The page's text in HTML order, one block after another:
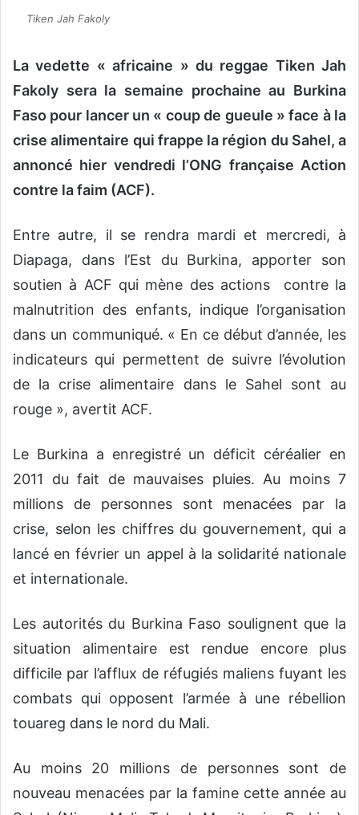
Tiken Jah Fakoly
La vedette « africaine » du reggae Tiken Jah
Fakoly sera la semaine prochaine au Burkina
Faso pour lancer un « coup de gueule » face à la
crise alimentaire qui frappe la région du Sahel, a
annoncé hier vendredi l’ONG française Action
contre la faim (ACF).
Entre autre, il se rendra mardi et mercredi, à
Diapaga, dans l’Est du Burkina, apporter son
soutien à ACF qui mène des actions contre la
malnutrition des enfants, indique l’organisation
dans un communiqué. « En ce début d’année, les
indicateurs qui permettent de suivre l’évolution
de la crise alimentaire dans le Sahel sont au
rouge », avertit ACF.
Le Burkina a enregistré un déficit céréalier en
2011 du fait de mauvaises pluies. Au moins 7
millions de personnes sont menacées par la
crise, selon les chiffres du gouvernement, qui a
lancé en février un appel à la solidarité nationale
et internationale.
Les autorités du Burkina Faso soulignent que la
situation alimentaire est rendue encore plus
difficile par l’afflux de réfugiés maliens fuyant les
combats qui opposent l’armée à une rébellion
touareg dans le nord du Mali.
Au moins 20 millions de personnes sont de
nouveau menacées par la famine cette année au